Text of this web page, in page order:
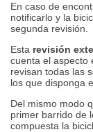
En caso de
notificarlo y la
segunda revisión.
Esta revisión
cuenta el aspecto
revisan todas las
los que disponga
Del mismo modo
primer barrido de
compuesta la